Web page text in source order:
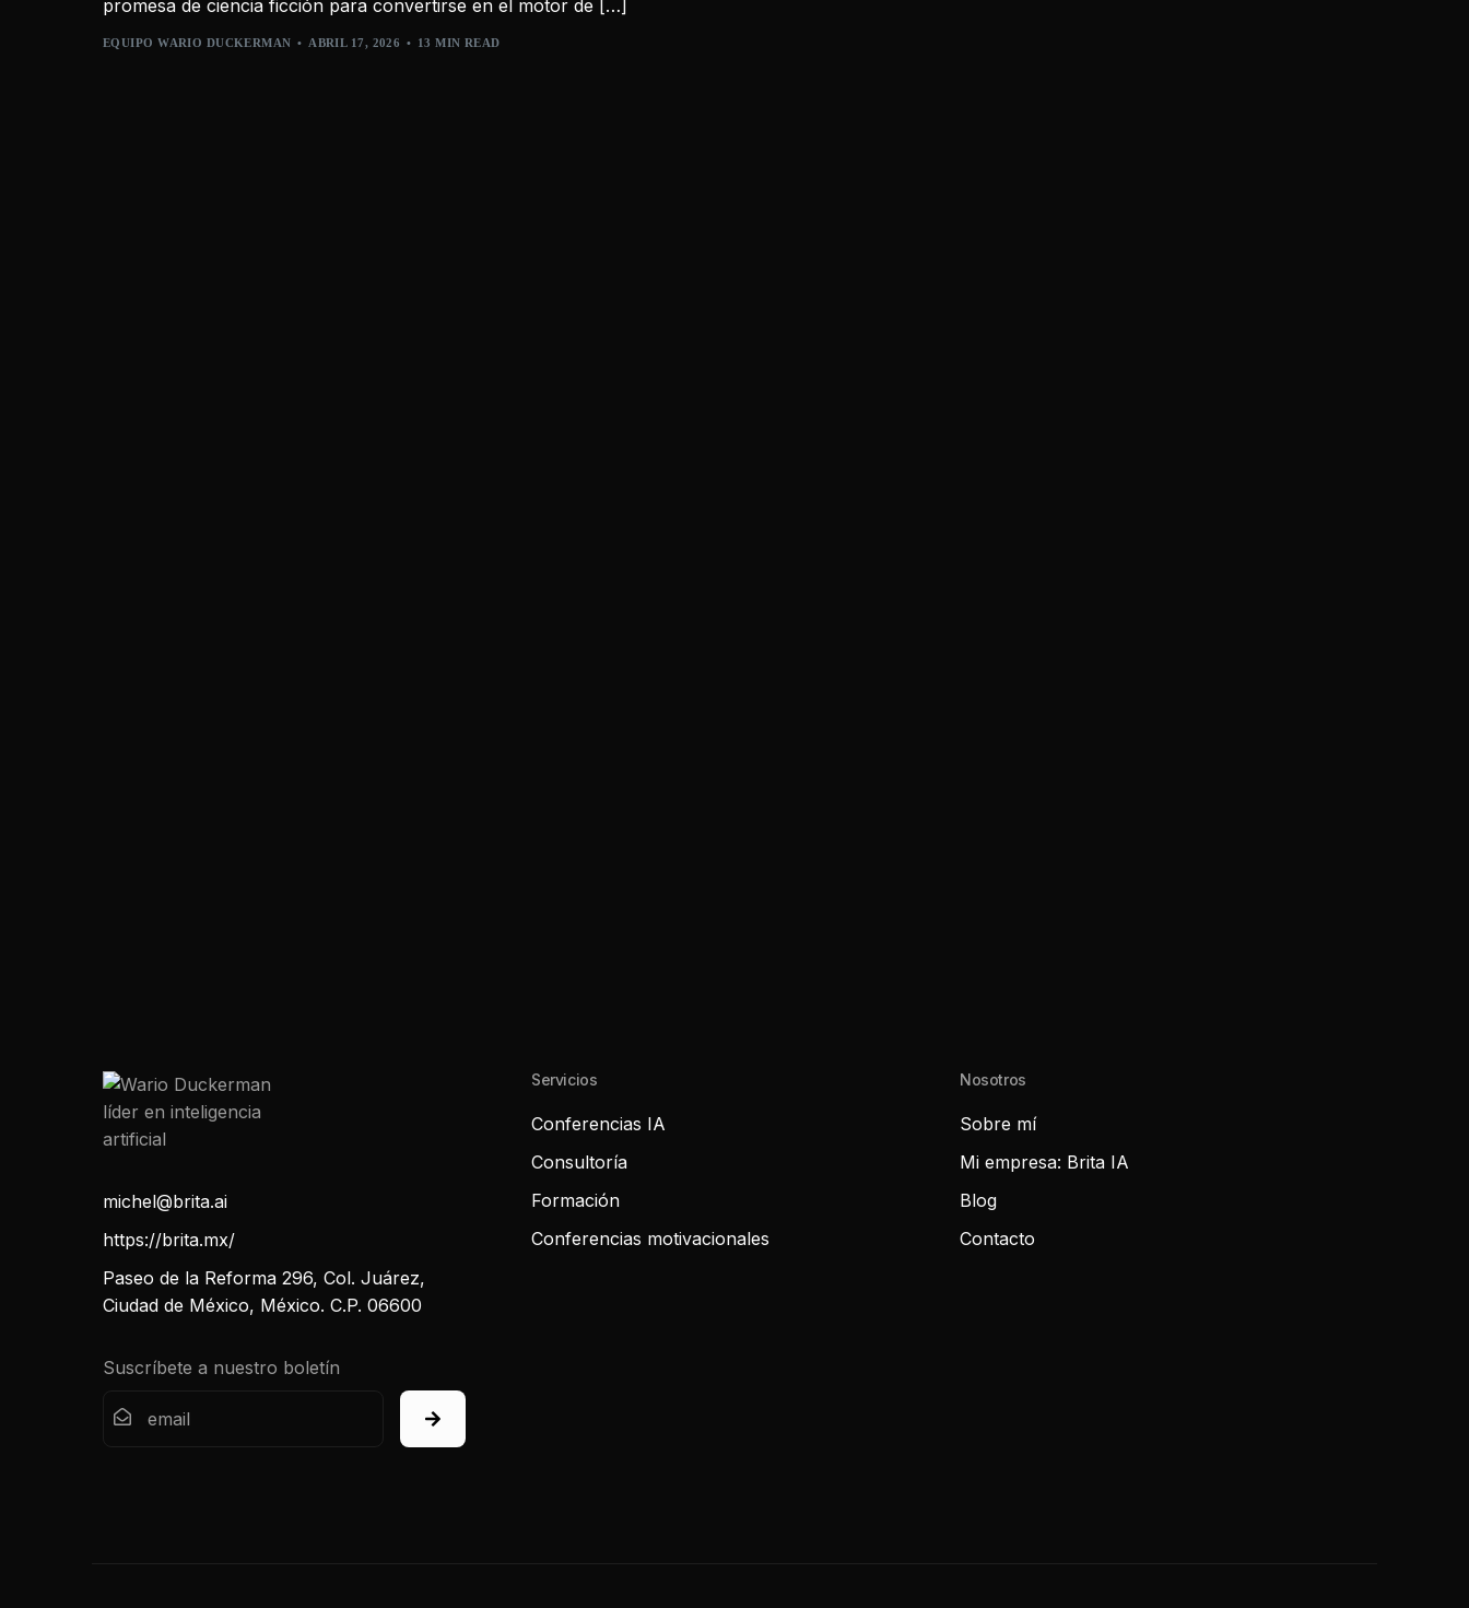
promesa de ciencia ficción para convertirse en el motor de […]
EQUIPO WARIO DUCKERMAN ABRIL 17, 2026 13 MIN READ
michel@brita.ai
https://brita.mx/
Paseo de la Reforma 296, Col. Juárez,
Ciudad de México, México. C.P. 06600
Suscríbete a nuestro boletín
Servicios
Conferencias IA
Consultoría
Formación
Conferencias motivacionales
Nosotros
Sobre mí
Mi empresa: Brita IA
Blog
Contacto